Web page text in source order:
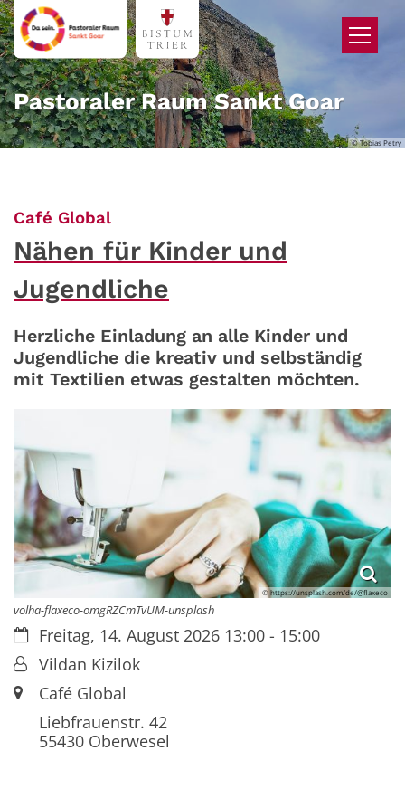
Zum Inhalt springen
© Tobias Petry
Pastoraler Raum Sankt Goar
Café Global:
Nähen für Kinder und
Jugendliche
Herzliche Einladung an alle Kinder und
Jugendliche die kreativ und selbständig
mit Textilien etwas gestalten möchten.
© https://unsplash.com/de/@flaxeco
volha-flaxeco-omgRZCmTvUM-unsplash
Datum:Freitag, 14. August 2026 13:00 - 15:00
Von:Vildan Kizilok
Ort:Café Global
Liebfrauenstr. 42
55430Oberwesel